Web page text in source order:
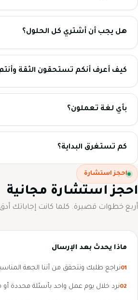
هل يجب أن أشتري كل الحلول؟
كيف أعرف أنكم تستحقون الثقة
بأي لغة تعملون؟
كم تستغرق البداية؟
احجز استشارة
احجز استشارة مجانية
أربع خطوات قصيرة. كلما كانت إجاباتك
ماذا يحدث بعد الإرسال
01نراجع طلبك ونتحقق من أننا الجهة
02نرد خلال يوم عمل واحد بأسئلة محددة أو